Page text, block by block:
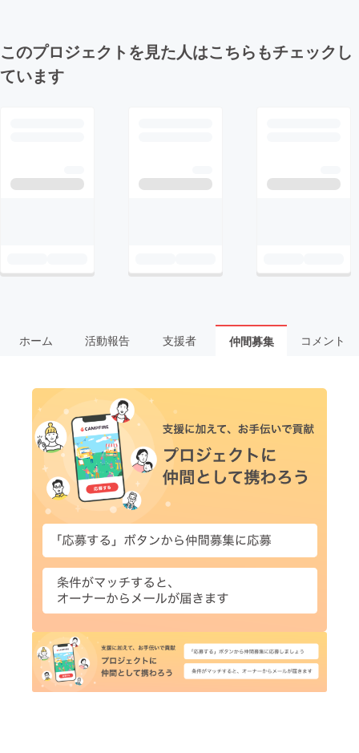
このプロジェクトを見た人はこちらもチェックし
ています
ホーム 活動報告 支援者 仲間募集 コメント